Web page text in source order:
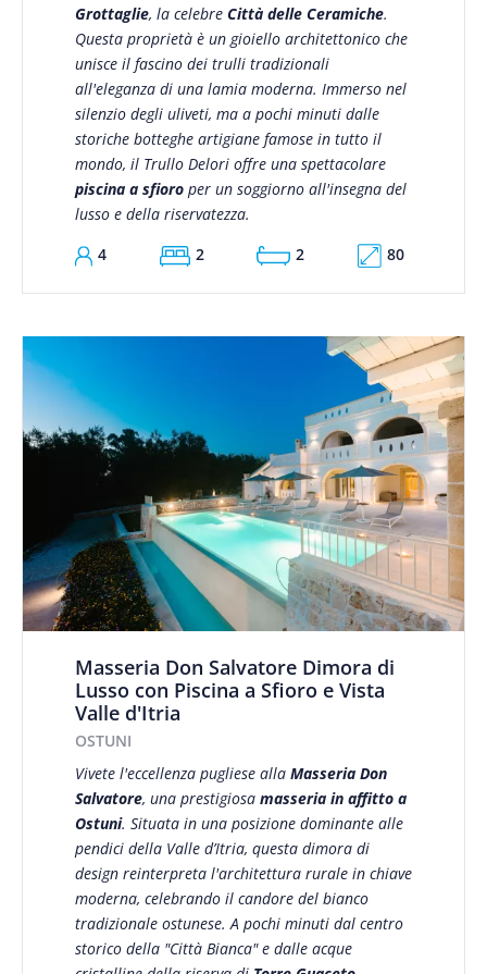
Grottaglie, la celebre Città delle Ceramiche.
Questa proprietà è un gioiello architettonico che
unisce il fascino dei trulli tradizionali
all'eleganza di una lamia moderna. Immerso nel
silenzio degli uliveti, ma a pochi minuti dalle
storiche botteghe artigiane famose in tutto il
mondo, il Trullo Delori offre una spettacolare
piscina a sfioroper un soggiorno all'insegna del
lusso e della riservatezza.
4
2 2 80
Masseria Don Salvatore Dimora di
Lusso con Piscina a Sfioro e Vista
Valle d'Itria
OSTUNI
Vivete l'eccellenza pugliese alla Masseria Don
Salvatore, una prestigiosa masseria in affitto a
Ostuni. Situata in una posizione dominante alle
pendici della Valle d’Itria, questa dimora di
design reinterpreta l'architettura rurale in chiave
moderna, celebrando il candore del bianco
tradizionale ostunese. A pochi minuti dal centro
storico della "Città Bianca" e dalle acque